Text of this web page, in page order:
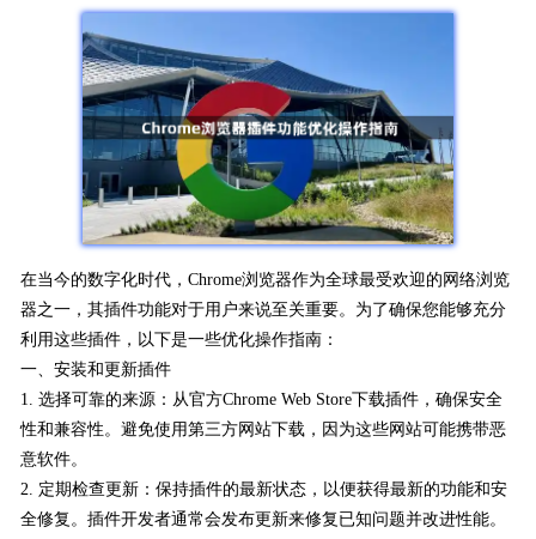
在当今的数字化时代，Chrome浏览器作为全球最受欢迎的网络浏览
器之一，其插件功能对于用户来说至关重要。为了确保您能够充分
利用这些插件，以下是一些优化操作指南：
一、安装和更新插件
1. 选择可靠的来源：从官方Chrome Web Store下载插件，确保安全
性和兼容性。避免使用第三方网站下载，因为这些网站可能携带恶
意软件。
2. 定期检查更新：保持插件的最新状态，以便获得最新的功能和安
全修复。插件开发者通常会发布更新来修复已知问题并改进性能。